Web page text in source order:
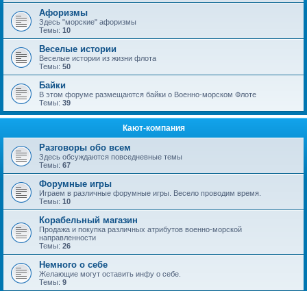
Афоризмы
Здесь "морские" афоризмы
Темы: 10
Веселые истории
Веселые истории из жизни флота
Темы: 50
Байки
В этом форуме размещаются байки о Военно-морском Флоте
Темы: 39
Кают-компания
Разговоры обо всем
Здесь обсуждаются повседневные темы
Темы: 67
Форумные игры
Играем в различные форумные игры. Весело проводим время.
Темы: 10
Корабельный магазин
Продажа и покупка различных атрибутов военно-морской
направленности
Темы: 26
Немного о себе
Желающие могут оставить инфу о себе.
Темы: 9